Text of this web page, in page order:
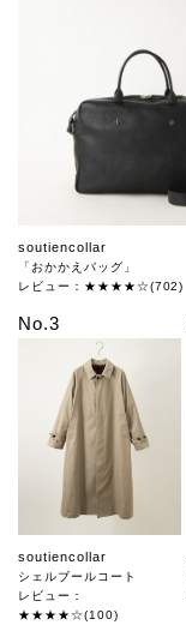
soutiencollar
「おかかえバッグ」
レビュー：★★★★☆(702)
No.3
soutiencollar
シェルブールコート
レビュー：
★★★★☆(100)